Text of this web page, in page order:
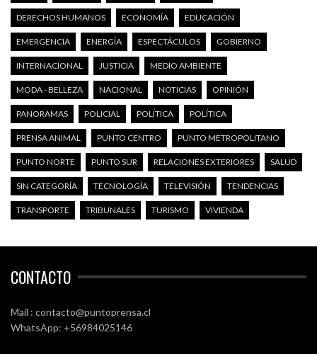
DERECHOS HUMANOS ECONOMÍA EDUCACIÓN
EMERGENCIA ENERGÍA ESPECTÁCULOS GOBIERNO
INTERNACIONAL JUSTICIA MEDIO AMBIENTE
MODA - BELLEZA NACIONAL NOTICIAS OPINIÓN
PANORAMAS POLICIAL POLÍTICA POLÍTICA
PRENSA ANIMAL PUNTO CENTRO PUNTO METROPOLITANO
PUNTO NORTE PUNTO SUR RELACIONES EXTERIORES SALUD
SIN CATEGORÍA TECNOLOGÍA TELEVISIÓN TENDENCIAS
TRANSPORTE TRIBUNALES TURISMO VIVIENDA
CONTACTO
Mail : contacto@puntoprensa.cl
WhatsApp: +56984025146